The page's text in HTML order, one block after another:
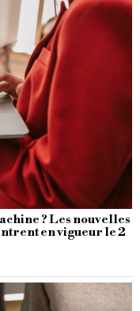
? Les nouvelles
en vigueur le 2